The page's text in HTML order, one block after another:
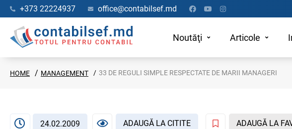
+373 22224937 office@contabilsef.md
Noutăţi Articole
HOME MANAGEMENT 33 DE REGULI SIMPLE RESPECTATE DE MARII MANAGERI
24.02.2009 ADAUGĂ LA CITITE ADAUGĂ LA